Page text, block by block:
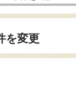
を変更